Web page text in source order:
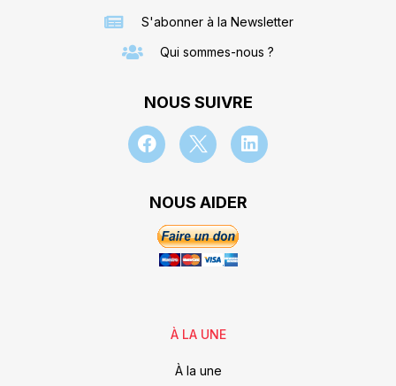
S'abonner à la Newsletter
Qui sommes-nous ?
NOUS SUIVRE
NOUS AIDER
À LA UNE
À la une